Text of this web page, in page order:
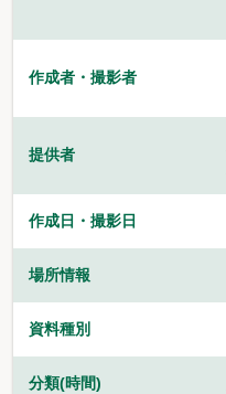
作成者・撮影者
提供者
作成日・撮影日
場所情報
資料種別
分類(時間)